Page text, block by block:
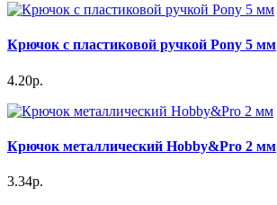
Крючок с пластиковой ручкой Pony 5 мм
4.20р.
Крючок металлический Hobby&Pro 2 мм
3.34р.